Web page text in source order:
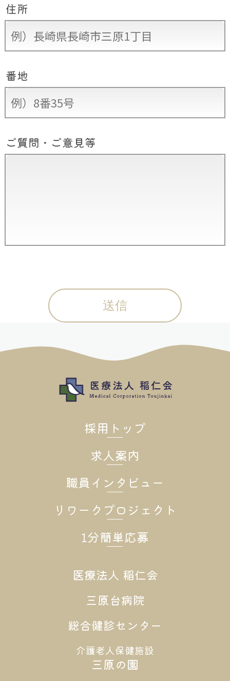
住所
番地
ご質問・ご意見等
採用トップ
求人案内
職員インタビュー
リワークプロジェクト
1分簡単応募
医療法人 稲仁会
三原台病院
総合健診センター
介護老人保健施設
三原の園